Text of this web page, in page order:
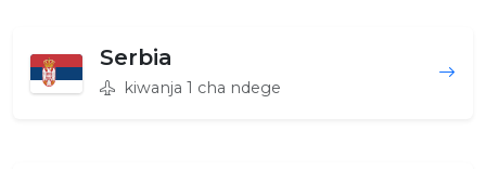
Serbia
kiwanja 1 cha ndege